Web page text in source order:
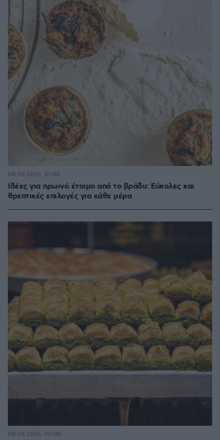
Ιδέες για πρωινό έτοιμο από το βράδυ: Εύκολες και
θρεπτικές επιλογές για κάθε μέρα
08.08.2026, 01:00
08.08.2026, 00:00